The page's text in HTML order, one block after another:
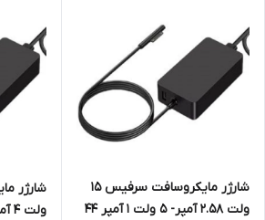
شارژر مایکروسافت سرفیس 15
ولت 2.58 آمپر- 5 ولت 1 آمپر 44